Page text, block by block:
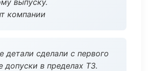
выпуску.
компании
детали сделали с первого
допуски в пределах ТЗ.